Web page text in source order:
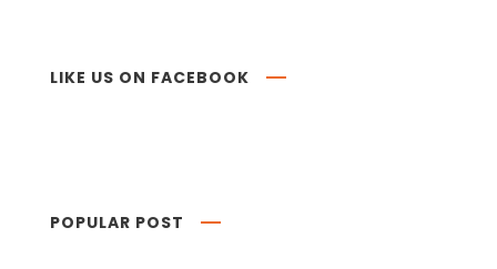
LIKE US ON FACEBOOK
POPULAR POST